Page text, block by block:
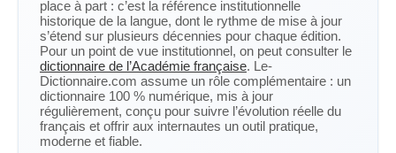
place à part : c’est la référence institutionnelle
historique de la langue, dont le rythme de mise à jour
s’étend sur plusieurs décennies pour chaque édition.
Pour un point de vue institutionnel, on peut consulter le
dictionnaire de l’Académie française. Le-
Dictionnaire.com assume un rôle complémentaire : un
dictionnaire 100 % numérique, mis à jour
régulièrement, conçu pour suivre l’évolution réelle du
français et offrir aux internautes un outil pratique,
moderne et fiable.